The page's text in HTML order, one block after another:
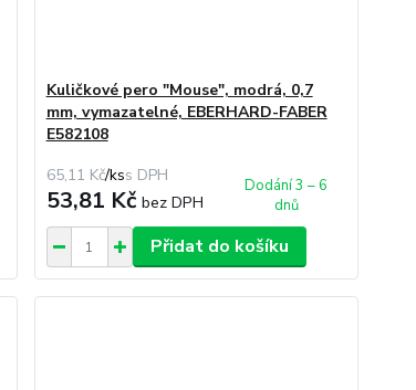
Kuličkové pero "Mouse", modrá, 0,7
mm, vymazatelné, EBERHARD-FABER
E582108
65,11 Kč/ks
53,81 Kč bez DPH
Dodání 3 – 6
dnů
Přidat do košíku